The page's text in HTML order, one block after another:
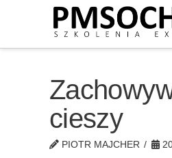
cieszy
PIOTR MAJCHER